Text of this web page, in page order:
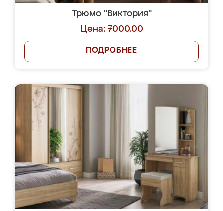
Трюмо "Виктория"
Цена: 7000.00
ПОДРОБНЕЕ